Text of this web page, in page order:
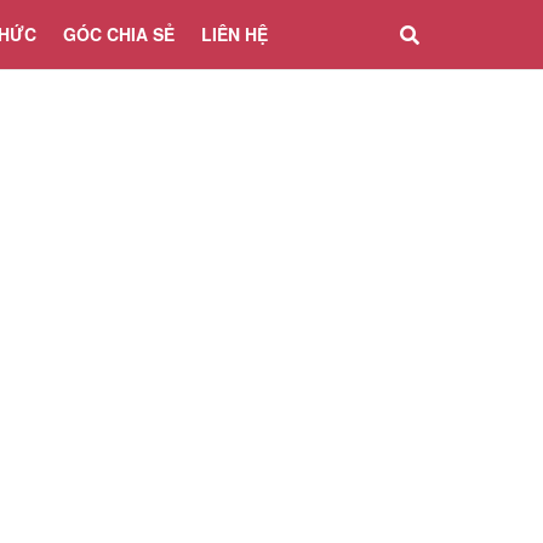
GÓC CHIA SẺ LIÊN HỆ